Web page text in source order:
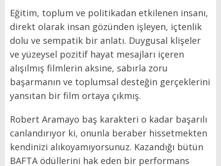
Eğitim, toplum ve politikadan etkilenen insanı,
direkt olarak insan gözünden işleyen, içtenlik
dolu ve sempatik bir anlatı. Duygusal klişeler
ve yüzeysel pozitif hayat mesajları içeren
alışılmış filmlerin aksine, sabırla zoru
başarmanın ve toplumsal desteğin gerçeklerini
yansıtan bir film ortaya çıkmış.
Robert Aramayo baş karakteri o kadar başarılı
canlandırıyor ki, onunla beraber hissetmekten
kendinizi alıkoyamıyorsunuz. Kazandığı bütün
BAFTA ödüllerini hak eden bir performans